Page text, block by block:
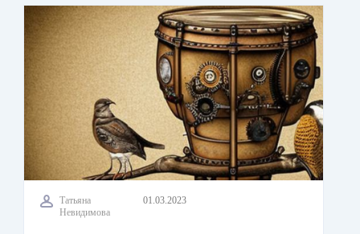
Татьяна
Невидимова
01.03.2023